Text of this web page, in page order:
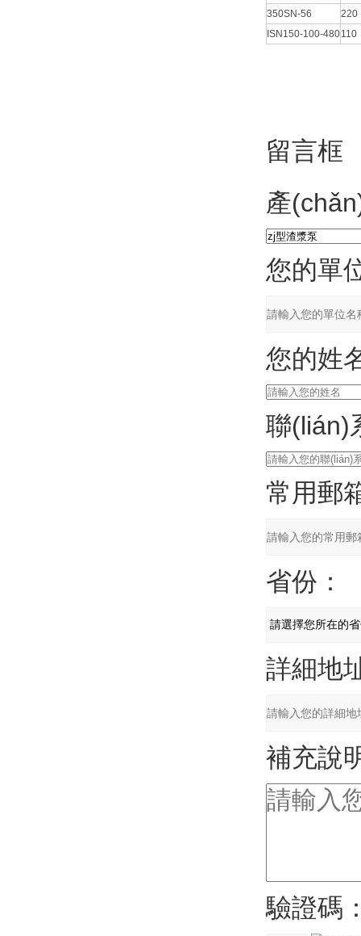
350SN-56
220
ISN150-100-480110
留言框
產
您的單
您的姓
聯(lián)
常用郵
省份：
詳細地
補充說
驗證碼